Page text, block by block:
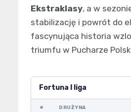
Ekstraklasy, a w
stabilizację i powrót do
fascynująca historia
triumfu w Pucharze
Fortuna I liga
# DRUŻYNA